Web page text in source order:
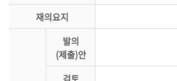
재의요지
발의
(제출)안